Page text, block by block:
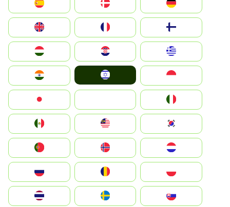
Deutschland
Denmark
United Kingdom
Hrvatska
Magyarország
Indonesia
South Korea
Nederland
Portugal
România
Slovensko